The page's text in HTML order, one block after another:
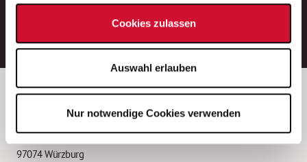
Cookies zulassen
Auswahl erlauben
Nur notwendige Cookies verwenden
E-Mail-Adresse eintragen
Betreiber der Webseite
Garitz Bewirtschaftungsbetriebe GmbH
Kantstraße 45a
97074 Würzburg